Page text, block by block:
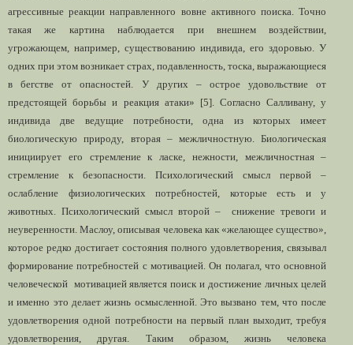
агрессивные реакции направленного вовне активного поиска. Точно
такая же картина наблюдается при внешнем воздействии,
угрожающем, например, существованию индивида, его здоровью. У
одних при этом возникает страх, подавленность, тоска, выражающиеся
в бегстве от опасностей. У других – острое удовольствие от
предстоящей борьбы и реакция атаки» [5]. Согласно Салливану, у
индивида две ведущие потребности, одна из которых имеет
биологическую природу, вторая – межличностную. Биологическая
инициирует его стремление к ласке, нежности, межличностная –
стремление к безопасности. Психологический смысл первой –
ослабление физиологических потребностей, которые есть и у
животных. Психологический смысл второй – снижение тревоги и
неуверенности. Маслоу, описывая человека как «желающее существо»,
которое редко достигает состояния полного удовлетворения, связывал
формирование потребностей с мотивацией. Он полагал, что основной
человеческой мотивацией является поиск и достижение личных целей
и именно это делает жизнь осмысленной. Это вызвано тем, что после
удовлетворения одной потребности на первый план выходит, требуя
удовлетворения, другая. Таким образом, жизнь человека